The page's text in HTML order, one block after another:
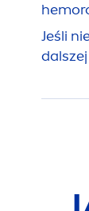
Jeśli